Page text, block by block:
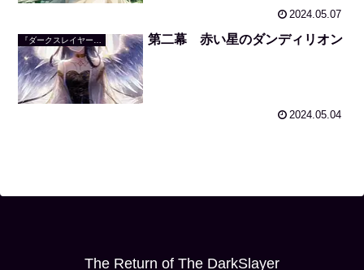
2024.05.07
第二幕 赤い星のダンディリオン
2024.05.04
The Return of The DarkSlayer